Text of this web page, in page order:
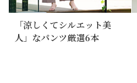
「涼しくてシルエット美
人」なパンツ厳選6本